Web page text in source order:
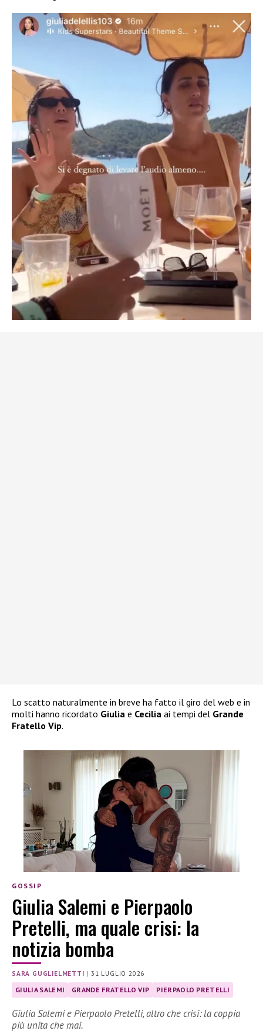
Lo scatto naturalmente in breve ha fatto il giro del web e in
molti hanno ricordato Giulia e Cecilia ai tempi del Grande
Fratello Vip.
GOSSIP
Giulia Salemi e Pierpaolo
Pretelli, ma quale crisi: la
notizia bomba
SARA GUGLIELMETTI |31 LUGLIO 2026
GIULIA SALEMI GRANDE FRATELLO VIP PIERPAOLO PRETELLI
Giulia Salemi e Pierpaolo Pretelli, altro che crisi: la coppia
più unita che mai.